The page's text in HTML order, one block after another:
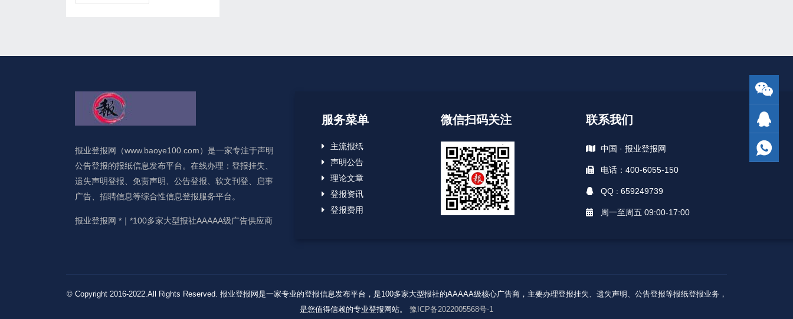
报业登报网（www.baoye100.com）是一家专注于声明
公告登报的报纸信息发布平台。在线办理：登报挂失、
遗失声明登报、免责声明、公告登报、软文刊登、启事
广告、招聘信息等综合性信息登报服务平台。
报业登报网 *｜*100多家大型报社AAAAA级广告供应商
服务菜单
主流报纸
声明公告
理论文章
登报资讯
登报费用
微信扫码关注 联系我们
中国 · 报业登报网
电话：400-6055-150
QQ : 659249739
周一至周五 09:00-17:00
© Copyright 2016-2022.All Rights Reserved. 报业登报网是一家专业的登报信息发布平台，是100多家大型报社的AAAAA级核心广告商，主要办理登报挂失、遗失声明、公告登报等报纸登报业务，
是您值得信赖的专业登报网站。 豫ICP备2022005568号-1